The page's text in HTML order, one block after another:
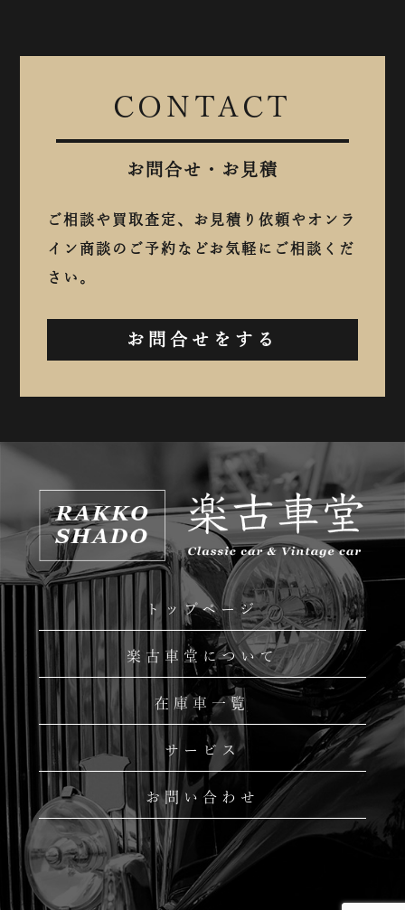
CONTACT
お問合せ・お見積
ご相談や買取査定、お見積り依頼やオンラ
イン商談のご予約などお気軽にご相談くだ
さい。
お問合せをする
トップページ
楽古車堂について
在庫車一覧
サービス
お問い合わせ